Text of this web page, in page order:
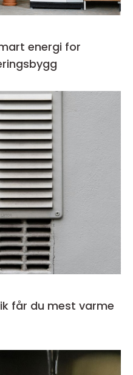
får du mest varme